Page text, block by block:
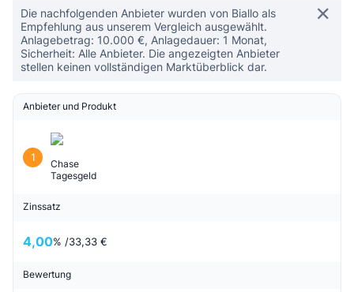
Die nachfolgenden Anbieter wurden von Biallo als
Empfehlung aus unserem Vergleich ausgewählt.
Anlagebetrag: 10.000 €, Anlagedauer: 1 Monat,
Sicherheit: Alle Anbieter. Die angezeigten Anbieter
stellen keinen vollständigen Marktüberblick dar.
Anbieter und Produkt
1
Chase
Tagesgeld
Zinssatz
4,00% /33,33 €
Bewertung